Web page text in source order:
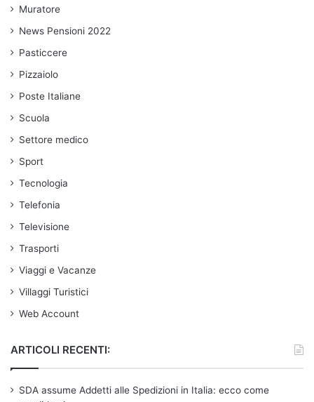
Muratore
News Pensioni 2022
Pasticcere
Pizzaiolo
Poste Italiane
Scuola
Settore medico
Sport
Tecnologia
Telefonia
Televisione
Trasporti
Viaggi e Vacanze
Villaggi Turistici
Web Account
ARTICOLI RECENTI:
SDA assume Addetti alle Spedizioni in Italia: ecco come